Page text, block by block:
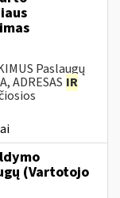
Paslaugų
ADRESAS IR
(Vartotojo